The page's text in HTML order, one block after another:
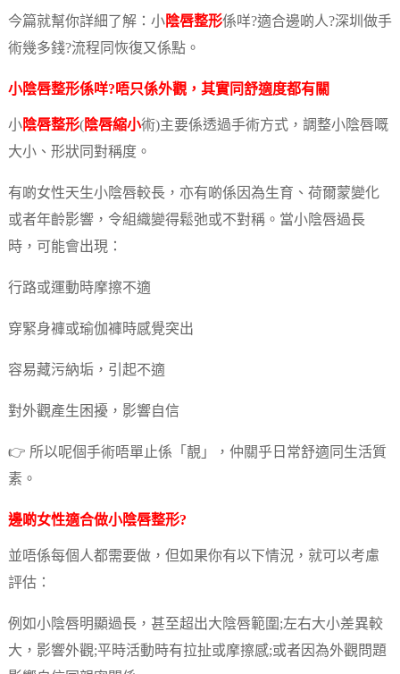
今篇就幫你詳細了解：小陰唇整形係咩?適合邊啲人?深圳做手
術幾多錢?流程同恢復又係點。
小陰唇整形係咩?唔只係外觀，其實同舒適度都有關
小陰唇整形(陰唇縮小術)主要係透過手術方式，調整小陰唇嘅
大小、形狀同對稱度。
有啲女性天生小陰唇較長，亦有啲係因為生育、荷爾蒙變化
或者年齡影響，令組織變得鬆弛或不對稱。當小陰唇過長
時，可能會出現：
行路或運動時摩擦不適
穿緊身褲或瑜伽褲時感覺突出
容易藏污納垢，引起不適
對外觀產生困擾，影響自信
👉 所以呢個手術唔單止係「靚」，仲關乎日常舒適同生活質
素。
邊啲女性適合做小陰唇整形?
並唔係每個人都需要做，但如果你有以下情況，就可以考慮
評估：
例如小陰唇明顯過長，甚至超出大陰唇範圍;左右大小差異較
大，影響外觀;平時活動時有拉扯或摩擦感;或者因為外觀問題